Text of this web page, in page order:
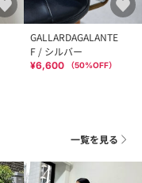
GALLARDAGALANTE
F / シルバー
¥6,600 （50%OFF）
一覧を見る